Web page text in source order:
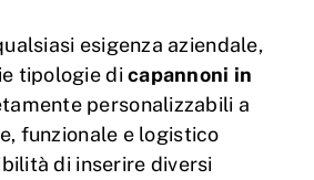
esigenza aziendale,
tipologie di capannoni in
personalizzabili a
funzionale e logistico
di inserire diversi